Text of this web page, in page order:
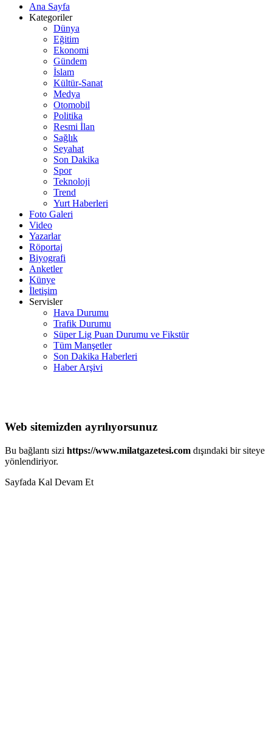
Ana Sayfa
Kategoriler
Dünya
Eğitim
Ekonomi
Gündem
İslam
Kültür-Sanat
Medya
Otomobil
Politika
Resmi İlan
Sağlık
Seyahat
Son Dakika
Spor
Teknoloji
Trend
Yurt Haberleri
Foto Galeri
Video
Yazarlar
Röportaj
Biyografi
Anketler
Künye
İletişim
Servisler
Hava Durumu
Trafik Durumu
Süper Lig Puan Durumu ve Fikstür
Tüm Manşetler
Son Dakika Haberleri
Haber Arşivi
Web sitemizden ayrılıyorsunuz
Bu bağlantı sizi https://www.milatgazetesi.com dışındaki bir siteye
yönlendiriyor.
Sayfada Kal Devam Et